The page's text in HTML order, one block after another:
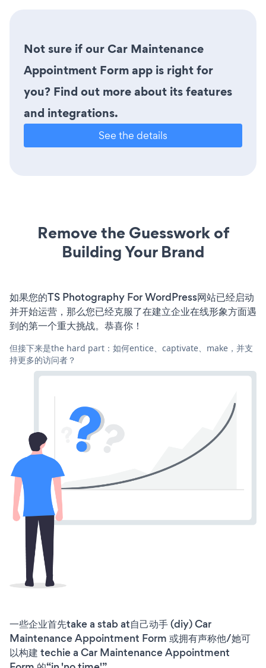
Not sure if our Car Maintenance
Appointment Form app is right for
you? Find out more about its features
and integrations.
See the details
Remove the Guesswork of
Building Your Brand
如果您的TS Photography For WordPress网站已经启动
并开始运营，那么您已经克服了在建立企业在线形象方面遇
到的第一个重大挑战。恭喜你！
但接下来是the hard part：如何entice、captivate、make，并支
持更多的访问者？
一些企业首先take a stab at自己动手 (diy) Car
Maintenance Appointment Form 或拥有声称他/她可
以构建 techie a Car Maintenance Appointment